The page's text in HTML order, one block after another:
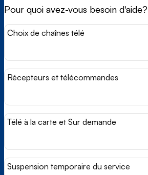
Pour quoi avez-vous besoin d'aide?
Choix de chaînes télé
Récepteurs et télécommandes
Télé à la carte et Sur demande
Suspension temporaire du service